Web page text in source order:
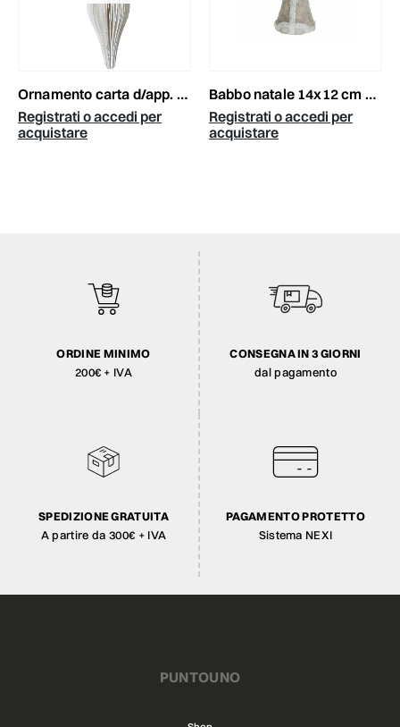
ornamento carta d/app. d.24 cm h.40 cm bianco
Registrati o accedi per
acquistare
babbo natale 14x12 cm h.27 cm frosted bianco
Registrati o accedi per
acquistare
ORDINE MINIMO
200€ + IVA
CONSEGNA IN 3 GIORNI
dal pagamento
SPEDIZIONE GRATUITA
A partire da 300€ + IVA
PAGAMENTO PROTETTO
Sistema NEXI
PUNTOUNO